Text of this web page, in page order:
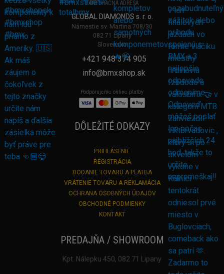
FAKTURAČNÁ ADRESA
GLOBAL DIAMONDS s. r. o.
Námestie sv. Martina 708/30
082 71 Lipany
Slovensko
+421 948 374 905
info@bmxshop.sk
Podporujeme online platby
DÔLEŽITÉ ODKAZY
PRIHLÁSENIE
REGISTRÁCIA
DODANIE TOVARU A PLATBA
VRÁTENIE TOVARU A REKLAMÁCIA
OCHRANA OSOBNÝCH ÚDAJOV
OBCHODNÉ PODMIENKY
KONTAKT
PREDAJŇA / SHOWROOM
Kpt. Nálepku 450, 082 71 Lipany